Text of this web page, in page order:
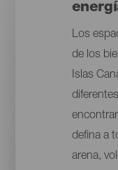
Los
de los
Islas
defina a
arena,